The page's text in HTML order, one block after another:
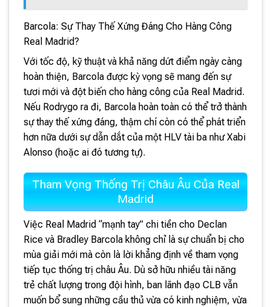
Barcola: Sự Thay Thế Xứng Đáng Cho Hàng Công
Real Madrid?
Với tốc độ, kỹ thuật và khả năng dứt điểm ngày càng
hoàn thiện, Barcola được kỳ vọng sẽ mang đến sự
tươi mới và đột biến cho hàng công của Real Madrid.
Nếu Rodrygo ra đi, Barcola hoàn toàn có thể trở thành
sự thay thế xứng đáng, thậm chí còn có thể phát triển
hơn nữa dưới sự dẫn dắt của một HLV tài ba như Xabi
Alonso (hoặc ai đó tương tự).
Tham Vọng Thống Trị Châu Âu Của Real
Madrid
Việc Real Madrid “mạnh tay” chi tiền cho Declan
Rice và Bradley Barcola không chỉ là sự chuẩn bị cho
mùa giải mới mà còn là lời khẳng định về tham vọng
tiếp tục thống trị châu Âu. Dù sở hữu nhiều tài năng
trẻ chất lượng trong đội hình, ban lãnh đạo CLB vẫn
muốn bổ sung những cầu thủ vừa có kinh nghiệm, vừa